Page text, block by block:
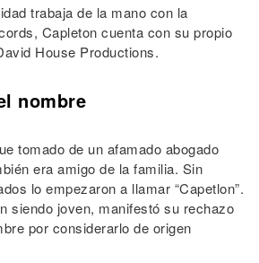
trabaja de la mano con la
Capleton cuenta con su propio
House Productions.
nombre
tomado de un afamado abogado
era amigo de la familia. Sin
lo empezaron a llamar “Capetlon”.
siendo joven, manifestó su rechazo
por considerarlo de origen